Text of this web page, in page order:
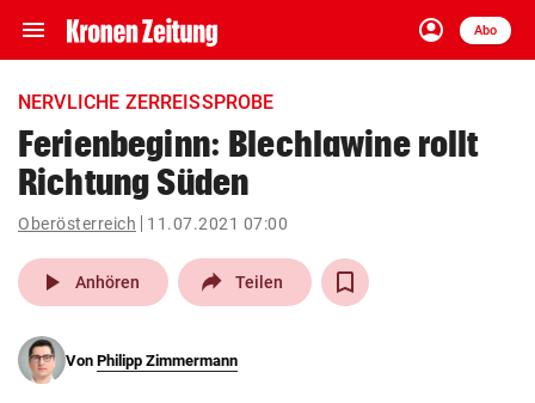
menu Navigation
ein-/ausklappen
account_circle
Anmelden
Abo
close Schließen
account_circle Anmelden
pin_drop
Wien arrow_right
NERVLICHE ZERREISSPROBE
Ferienbeginn: Blechlawine rollt
Richtung Süden
Oberösterreich 11.07.2021 07:00
play_arrow Anhören Teilen
Von Philipp Zimmermann